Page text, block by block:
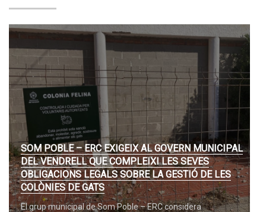
SOM POBLE – ERC EXIGEIX AL GOVERN MUNICIPAL
DEL VENDRELL QUE COMPLEIXI LES SEVES
OBLIGACIONS LEGALS SOBRE LA GESTIÓ DE LES
COLÒNIES DE GATS
El grup municipal de Som Poble – ERC considera